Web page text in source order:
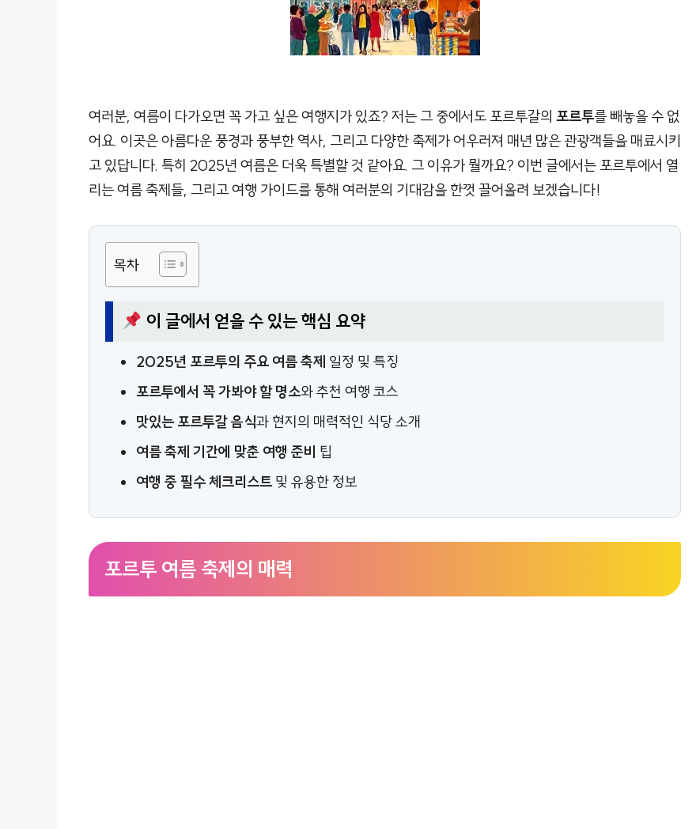
여러분, 여름이 다가오면 꼭 가고 싶은 여행지가 있죠? 저는 그 중에서도 포르투갈의 포르투를 빼놓을 수 없
어요. 이곳은 아름다운 풍경과 풍부한 역사, 그리고 다양한 축제가 어우러져 매년 많은 관광객들을 매료시키
고 있답니다. 특히 2025년 여름은 더욱 특별할 것 같아요. 그 이유가 뭘까요? 이번 글에서는 포르투에서 열
리는 여름 축제들, 그리고 여행 가이드를 통해 여러분의 기대감을 한껏 끌어올려 보겠습니다!
목차
이 글에서 얻을 수 있는 핵심 요약
2025년 포르투의 주요 여름 축제 일정 및 특징
포르투에서 꼭 가봐야 할 명소와 추천 여행 코스
맛있는 포르투갈 음식과 현지의 매력적인 식당 소개
여름 축제 기간에 맞춘 여행 준비 팁
여행 중 필수 체크리스트 및 유용한 정보
포르투 여름 축제의 매력